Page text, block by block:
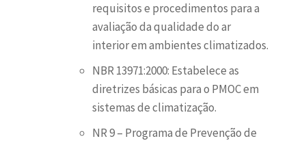
requisitos e procedimentos para a
avaliação da qualidade do ar
interior em ambientes climatizados.
NBR 13971:2000: Estabelece as
diretrizes básicas para o PMOC em
sistemas de climatização.
NR 9 – Programa de Prevenção de